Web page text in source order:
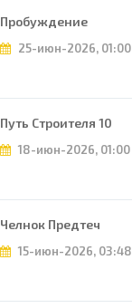
Пробуждение
25-июн-2026, 01:00
Путь Строителя 10
18-июн-2026, 01:00
Челнок Предтеч
15-июн-2026, 03:48